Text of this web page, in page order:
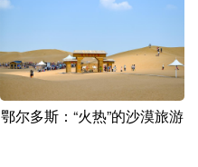
عربى
日本語 한국어
鄂尔多斯：“火热”的沙漠旅游